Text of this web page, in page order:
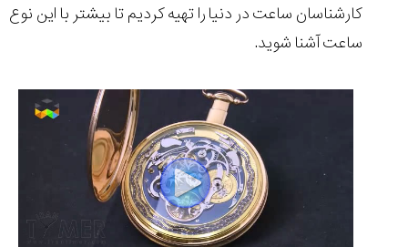
کارشناسان ساعت در دنیا را تهیه کردیم تا بیشتر با این نوع
ساعت آشنا شوید.